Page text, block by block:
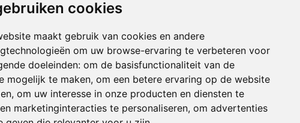
cookies
maakt gebruik van cookies en andere
om uw browse-ervaring te verbeteren voor
doeleinden: om de basisfunctionaliteit van de
mogelijk te maken, om een betere ervaring op de website
, om uw interesse in onze producten en diensten te
marketinginteracties te personaliseren, om advertenties
Laptop huren
Beamer huren
Racestoel huren
Projectiescherm huren
Cadeau ideeën
Print service
Kortingscode
Sponsoring Acties